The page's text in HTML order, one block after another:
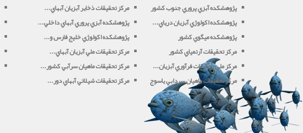
پژوهشکده آبزي پروري جنوب کشور
مرکز تحقيقات ذخاير آبزيان آبهاي...
پژوهشکده اکولوژي آبزيان درياي...
پژوهشکده آبزي پروري آبهاي داخلي...
پژوهشکده ميگوي کشور
پژوهشکده اکولوژي خليج فارس و...
مرکز تحقيقات آرتمياي کشور
مرکز تحقيقات ملي آبزيان آبهاي...
مرکز ملي تحقيقات فرآوري آبزيان...
مرکز تحقيقات ماهيان سرآبي کشور...
مرکز تحقيقات ماهيان سردابي ياسوج
مرکز تحقيقات شيلاتي آبهاي دور...